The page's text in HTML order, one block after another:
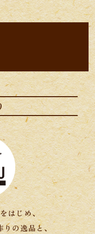
はじめ、
りの逸品と、